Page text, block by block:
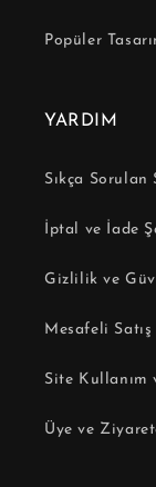
Popüler
YARDIM
Sıkça Sorulan
İptal ve İade
Gizlilik ve
Mesafeli Satış
Site Kullanım
Üye ve